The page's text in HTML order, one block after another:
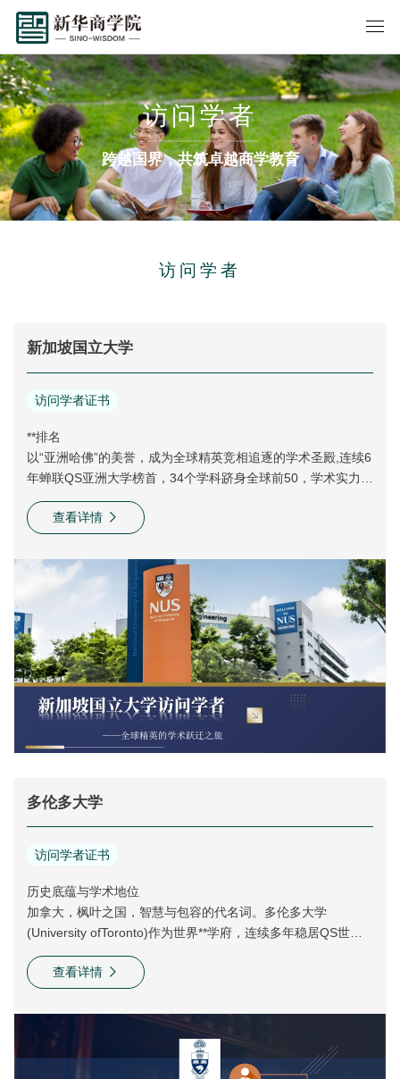
访问学者
跨越国界，共筑卓越商学教育
访问学者
新加坡国立大学
访问学者证书
**排名
以“亚洲哈佛”的美誉，成为全球精英竞相追逐的学术圣殿,连续6
年蝉联QS亚洲大学榜首，34个学科跻身全球前50，学术实力全
球**。
杰出校友
**，影响力深远。
创业成果
年均孵化企业200+家，成功率超40%(行业平均5%)，学生人均
创业估值高达1200万美元(MIT为300万美元)，创业孵化成果显
著。
查看详情
多伦多大学
访问学者证书
历史底蕴与学术地位
加拿大，枫叶之国，智慧与包容的代名词。多伦多大学
(University ofToronto)作为世界**学府，连续多年稳居QS世界
大学排名前端，它不仅是加拿大*具历史底蕴的学术机构，更是
全球创新研究的引领者。
从人工智能到生命科学，从可持续发展到社会政策，多伦多大
学的每一次突破都在重塑人类文明的边界。
查看详情